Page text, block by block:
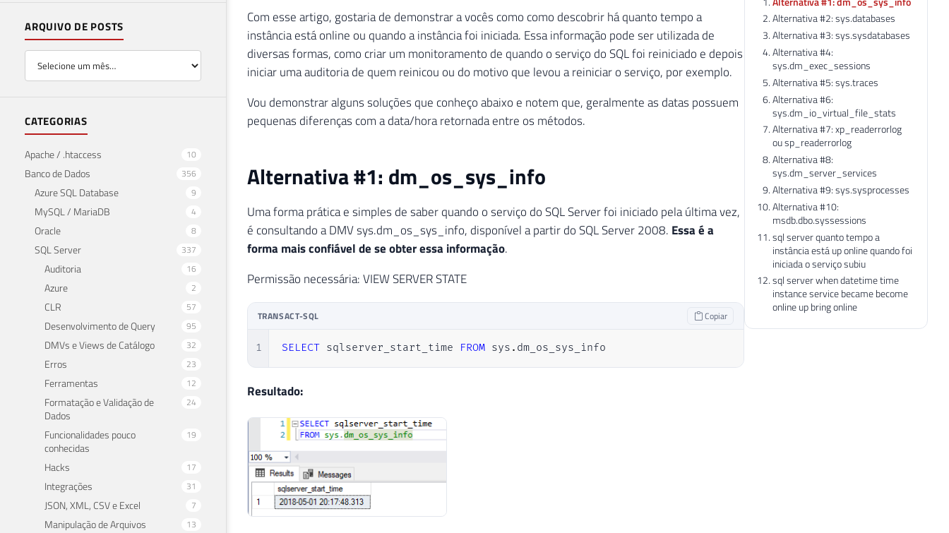
ARQUIVO DE POSTS
CATEGORIAS
Apache / .htaccess 10
Banco de Dados 356
Azure SQL Database 9
MySQL / MariaDB 4
Oracle 8
SQL Server 337
Auditoria 16
Azure 2
CLR 57
Desenvolvimento de Query 95
DMVs e Views de Catálogo 32
Erros 23
Ferramentas 12
Formatação e Validação de
Dados
24
Funcionalidades pouco
conhecidas
19
Hacks 17
Integrações 31
JSON, XML, CSV e Excel 7
Manipulação de Arquivos 13
Com esse artigo, gostaria de demonstrar a vocês como como descobrir há quanto tempo a
instância está online ou quando a instância foi iniciada. Essa informação pode ser utilizada de
diversas formas, como criar um monitoramento de quando o serviço do SQL foi reiniciado e depois
iniciar uma auditoria de quem reinicou ou do motivo que levou a reiniciar o serviço, por exemplo.
Vou demonstrar alguns soluções que conheço abaixo e notem que, geralmente as datas possuem
pequenas diferenças com a data/hora retornada entre os métodos.
Alternativa #1: dm_os_sys_info
Uma forma prática e simples de saber quando o serviço do SQL Server foi iniciado pela última vez,
é consultando a DMV sys.dm_os_sys_info, disponível a partir do SQL Server 2008. Essa é a
forma mais confiável de se obter essa informação.
Permissão necessária: VIEW SERVER STATE
TRANSACT-SQL Copiar
1 SELECT sqlserver_start_time FROM sys . dm_os_sys_info
Resultado:
Alternativa #2: sys.databases
Alternativa #3: sys.sysdatabases
Alternativa #4:
sys.dm_exec_sessions
Alternativa #5: sys.traces
Alternativa #6:
sys.dm_io_virtual_file_stats
Alternativa #7: xp_readerrorlog
ou sp_readerrorlog
Alternativa #8:
sys.dm_server_services
Alternativa #9: sys.sysprocesses
Alternativa #10:
msdb.dbo.syssessions
sql server quanto tempo a
instância está up online quando foi
iniciada o serviço subiu
sql server when datetime time
instance service became become
online up bring online